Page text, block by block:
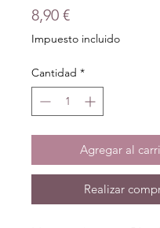
8,90 €Precio
Impuesto incluido
Cantidad *
Agregar al
Realizar